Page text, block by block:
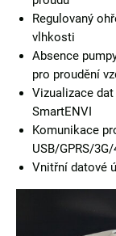
Regulovaný
vlhkosti
Absence
pro proudění
Vizualizace
SmartENVI
Komunikace
USB/GPRS/
Vnitřní datové